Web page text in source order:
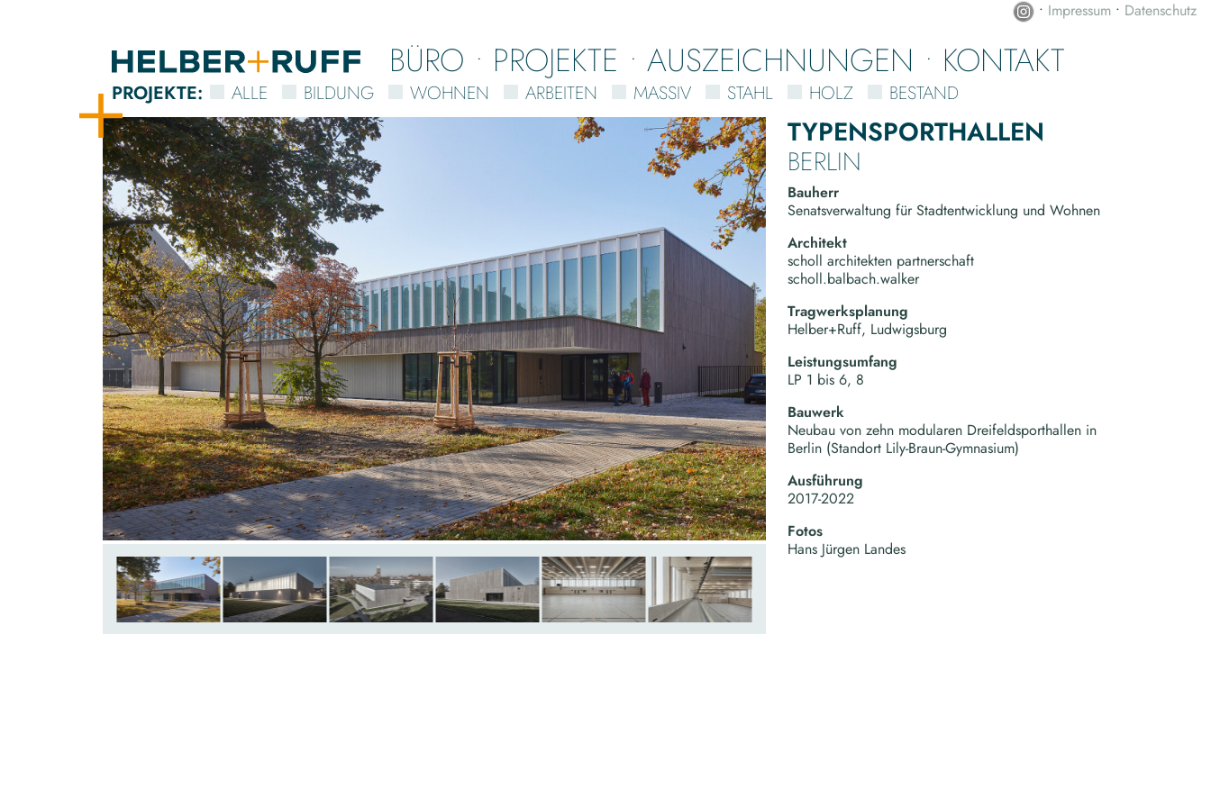
• Impressum • Datenschutz
PROJEKTE: ALLE BILDUNG WOHNEN ARBEITEN MASSIV STAHL HOLZ BESTAND
BÜRO PROJEKTE AUSZEICHNUNGEN KONTAKT
TYPENSPORTHALLEN
BERLIN
Bauherr
Senatsverwaltung für Stadtentwicklung und Wohnen
Architekt
scholl architekten partnerschaft
scholl.balbach.walker
Tragwerksplanung
Helber+Ruff, Ludwigsburg
Leistungsumfang
LP 1 bis 6, 8
Bauwerk
Neubau von zehn modularen Dreifeldsporthallen in
Berlin (Standort Lily-Braun-Gymnasium)
Ausführung
2017-2022
Fotos
Hans Jürgen Landes